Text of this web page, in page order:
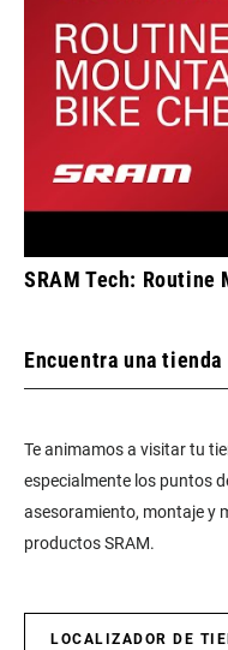
SRAM Tech: Routine
Encuentra una tienda
Te animamos a visitar tu
especialmente los puntos
asesoramiento, montaje y
productos SRAM.
LOCALIZADOR DE